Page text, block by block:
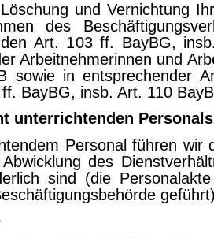
und Ver­nich­tung
des
Art. 103 ff. BayBG,
Ar­beit­neh­me­rin­nen und
sowie in ent­spre­chen­der
BayBG, insb. Art. 110
un­ter­rich­ten­den Per­so­nals
Per­so­nal füh­ren wir
des
sind (die